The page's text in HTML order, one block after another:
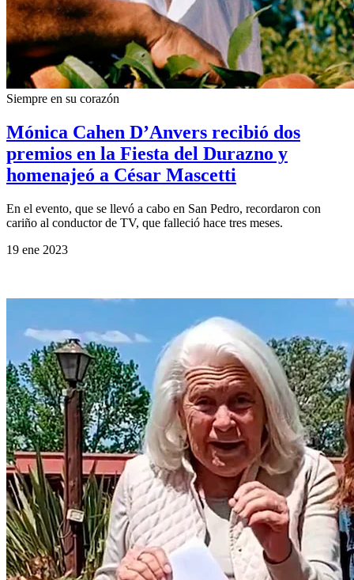
Siempre en su corazón
Mónica Cahen D’Anvers recibió dos
premios en la Fiesta del Durazno y
homenajeó a César Mascetti
En el evento, que se llevó a cabo en San Pedro, recordaron con
cariño al conductor de TV, que falleció hace tres meses.
19 ene 2023